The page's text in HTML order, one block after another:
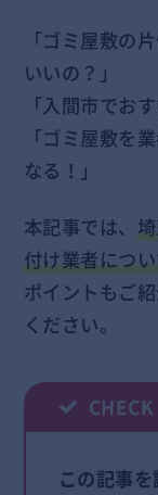
「ゴミ屋敷の
いいの？」
「入間市でお
「ゴミ屋敷を
なる！」
本記事では、
付け業者につ
ポイントもご
ください。
この記事